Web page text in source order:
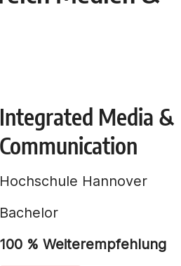
Integrated Media &
Communication
Hochschule Hannover
Bachelor
100 % Weiterempfehlung